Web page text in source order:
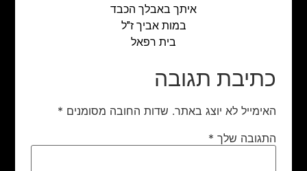
איתך באבלך הכבד
במות אביך ז"ל
בית רפאל
כתיבת תגובה
האימייל לא יוצג באתר. שדות החובה מסומנים *
התגובה שלך *